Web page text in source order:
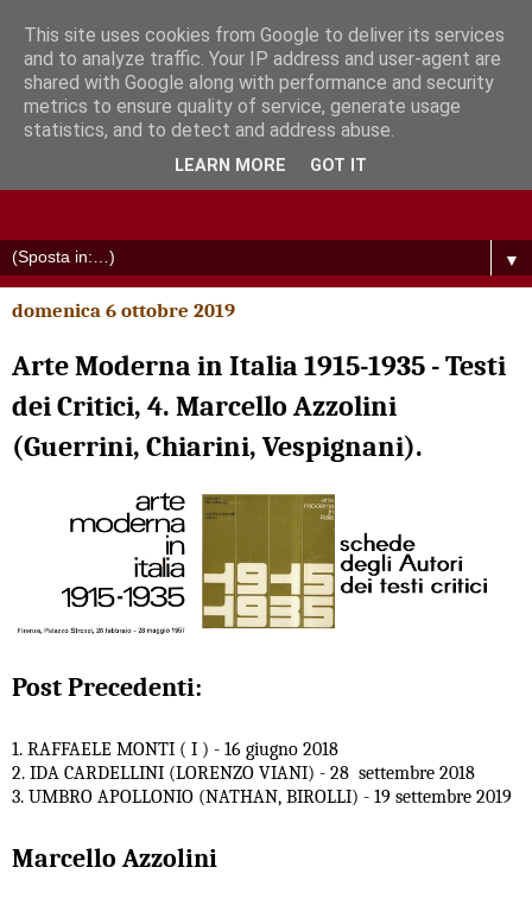
▼
domenica 6 ottobre 2019
Arte Moderna in Italia 1915-1935 - Testi
dei Critici, 4. Marcello Azzolini
(Guerrini, Chiarini, Vespignani).
Post Precedenti:
1. RAFFAELE MONTI ( I ) - 16 giugno 2018
2. IDA CARDELLINI (LORENZO VIANI) - 28 settembre 2018
3. UMBRO APOLLONIO (NATHAN, BIROLLI) - 19 settembre 2019
Marcello Azzolini
This site uses cookies from Google to deliver its services
and to analyze traffic. Your IP address and user-agent are
shared with Google along with performance and security
metrics to ensure quality of service, generate usage
statistics, and to detect and address abuse.
LEARN MORE GOT IT